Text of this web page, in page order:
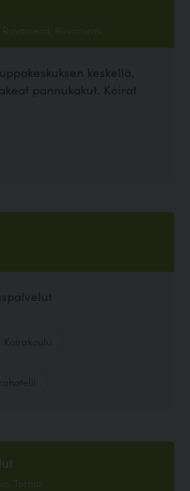
Rovaniemi
keskellä,
pannukakut. Koirat
Tornio